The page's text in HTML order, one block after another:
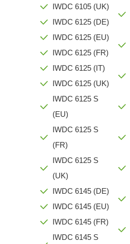
IWDC 6105 (UK)
IWDC 6125 (DE)
IWDC 6125 (EU)
IWDC 6125 (FR)
IWDC 6125 (IT)
IWDC 6125 (UK)
IWDC 6125 S
(EU)
IWDC 6125 S
(FR)
IWDC 6125 S
(UK)
IWDC 6145 (DE)
IWDC 6145 (EU)
IWDC 6145 (FR)
IWDC 6145 S